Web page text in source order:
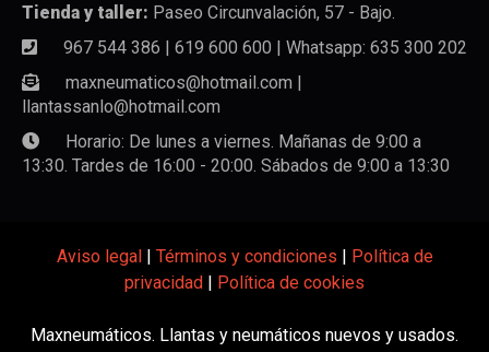
Tienda y taller: Paseo Circunvalación, 57 - Bajo.
967 544 386 | 619 600 600 | Whatsapp: 635 300 202
maxneumaticos@hotmail.com |
llantassanlo@hotmail.com
Horario: De lunes a viernes. Mañanas de 9:00 a
13:30. Tardes de 16:00 - 20:00. Sábados de 9:00 a 13:30
Aviso legal| Términos y condiciones | Política de
privacidad | Política de cookies
Maxneumáticos. Llantas y neumáticos nuevos y usados.